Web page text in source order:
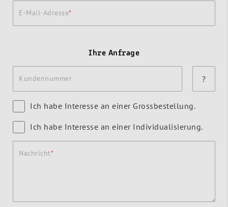
E-Mail-Adresse
Ihre Anfrage
Kundennummer ?
Ich habe Interesse an einer Grossbestellung.
Ich habe Interesse an einer Individualisierung.
Nachricht